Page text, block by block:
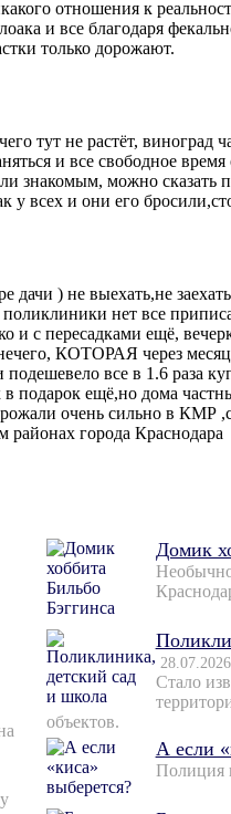
отношения к
и все благодаря
только дорожают.
тут не растёт, виноград
и все свободное
знакомым, можно сказать
у всех и они его
) не выехать,не
поликлиники нет все
и с пересадками ещё,
КОТОРАЯ через
все в 1.6 раза
подарок ещё,но дома
очень сильно в КМР
районах города Краснодара
Домик
28.07.2026
Стало
объектов.
А если
Полиция